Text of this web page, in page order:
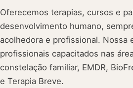
Oferecemos terapias, cursos e
desenvolvimento humano,
acolhedora e profissional. Nossa
profissionais capacitados nas
constelação familiar, EMDR,
e Terapia Breve.